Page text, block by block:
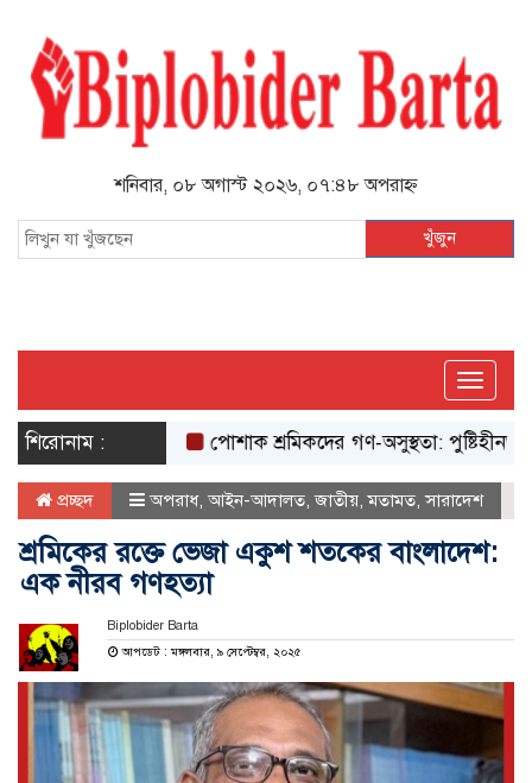
শনিবার, ০৮ অগাস্ট ২০২৬, ০৭:৪৮ অপরাহ্ন
খুঁজুন
Toggle
শিরোনাম : পোশাক শ্রমিকদের গণ-অসুস্থতা: পুষ্টিহীনতারই চরম
প্রচ্ছদ অপরাধ, আইন-আদালত,জাতীয়,মতামত,সারাদেশ
শ্রমিকের রক্তে ভেজা একুশ শতকের বাংলাদেশ:
এক নীরব গণহত্যা
Biplobider Barta
আপডেট : মঙ্গলবার, ৯ সেপ্টেম্বর, ২০২৫